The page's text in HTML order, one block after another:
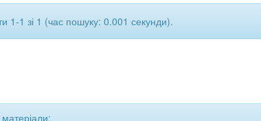
1-1 зі 1 (час пошуку: 0.001 секунди).